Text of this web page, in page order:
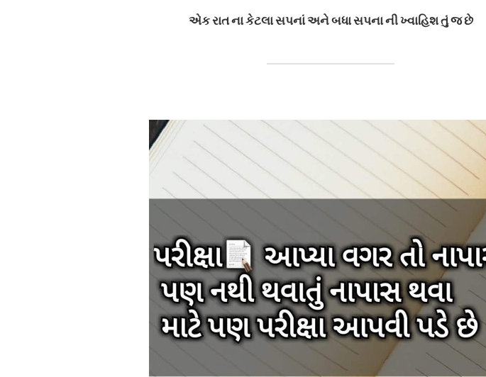
એક રાત ના કેટલા સપનાં અને બધા સપના ની ખ્વાહિશ તું જ છે